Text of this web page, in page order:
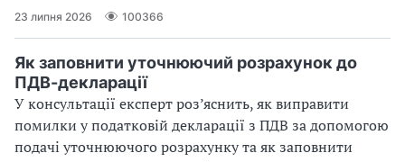
23 липня 2026 100366
Як заповнити уточнюючий розрахунок до
ПДВ-декларації
У консультації експерт роз’яснить, як виправити
помилки у податковій декларації з ПДВ за допомогою
подачі уточнюючого розрахунку та як заповнити